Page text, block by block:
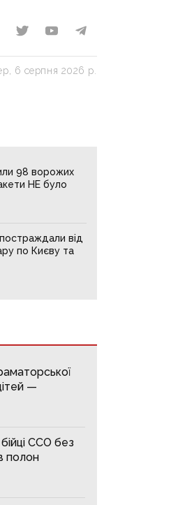
6 серпня 2026 р.
98 ворожих
НЕ було
від
по Києву та
—
ССО без
полон